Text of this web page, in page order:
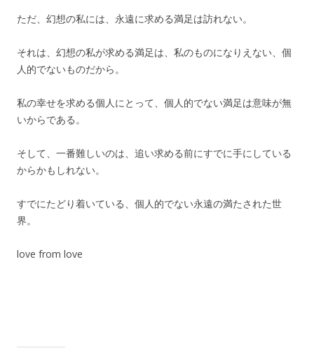
ただ、幻想の私には、永遠に求める満足は訪れない。
それは、幻想の私が求める満足は、私のものになりえない、個
人的でないものだから。
私の幸せを求める個人にとって、個人的でない満足は意味が無
いからである。
そして、一番難しいのは、追い求める前にすでに手にしている
からかもしれない。
すでにたどり着いている、個人的でない永遠の満たされた世
界。
love from love